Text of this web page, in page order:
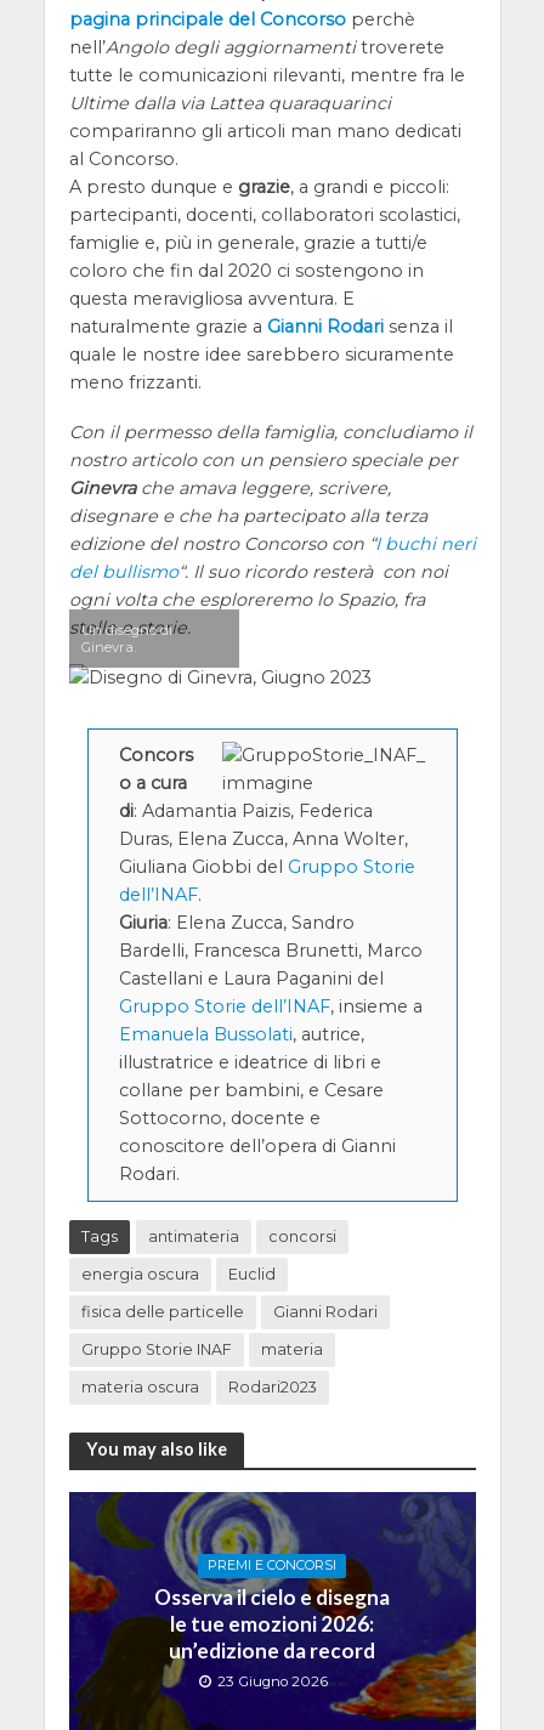
pagina principale del Concorsoperchè
nell’Angolo degli aggiornamentitroverete
tutte le comunicazioni rilevanti, mentre fra le
Ultime dalla via Lattea quaraquarinci
compariranno gli articoli man mano dedicati
al Concorso.
A presto dunque e grazie, a grandi e piccoli:
partecipanti, docenti, collaboratori scolastici,
famiglie e, più in generale, grazie a tutti/e
coloro che fin dal 2020 ci sostengono in
questa meravigliosa avventura. E
naturalmente grazie a Gianni Rodarisenza il
quale le nostre idee sarebbero sicuramente
meno frizzanti.
Con il permesso della famiglia, concludiamo il
nostro articolo con un pensiero speciale per
Ginevrache amava leggere, scrivere,
disegnare e che ha partecipato alla terza
edizione del nostro Concorso con “I buchi neri
del bullismo“. Il suo ricordo resterà con noi
ogni volta che esploreremo lo Spazio, fra
stelle e storie.
Un disegno di
Ginevra.
Concors
o a cura
di: Adamantia Paizis, Federica
Duras, Elena Zucca, Anna Wolter,
Giuliana Giobbi del Gruppo Storie
dell’INAF.
Giuria: Elena Zucca, Sandro
Bardelli, Francesca Brunetti, Marco
Castellani e Laura Paganini del
Gruppo Storie dell’INAF, insieme a
Emanuela Bussolati, autrice,
illustratrice e ideatrice di libri e
collane per bambini, e Cesare
Sottocorno, docente e
conoscitore dell’opera di Gianni
Rodari.
Tags antimateria concorsi
energia oscura Euclid
fisica delle particelle Gianni Rodari
Gruppo Storie INAF materia
materia oscura Rodari2023
You may also like
PREMI E CONCORSI
Osserva il cielo e disegna
le tue emozioni 2026:
un’edizione da record
23 Giugno 2026